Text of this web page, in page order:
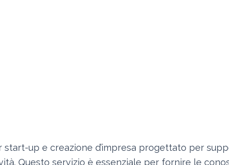
up e creazione d’impresa progettato per
Questo servizio è essenziale per fornire le